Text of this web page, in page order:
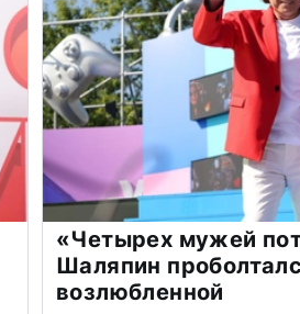
«Четырех мужей
Шаляпин
возлюбленной